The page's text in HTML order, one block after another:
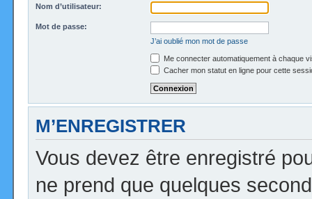
Nom d’utilisateur:
Mot de passe:
J’ai oublié mon mot de passe
Me connecter automatiquement à chaque
Cacher mon statut en ligne pour cette
M’ENREGISTRER
Vous devez être enregistré
ne prend que quelques